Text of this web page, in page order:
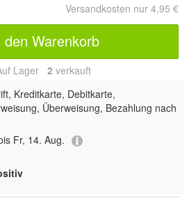
Versandkosten nur 4,95 €
den Warenkorb
Lager 2 verkauft
Kreditkarte, Debitkarte,
Überweisung, Bezahlung nach
Fr, 14. Aug.